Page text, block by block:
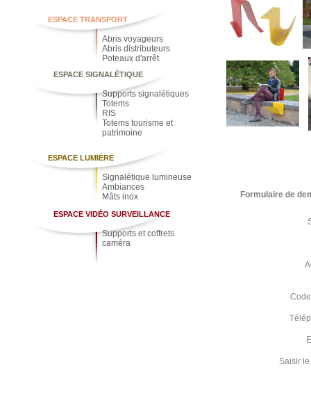
ESPACE TRANSPORT
Abris voyageurs
Abris distributeurs
Poteaux d'arrêt
ESPACE SIGNALÉTIQUE
Supports signalétiques
Totems
RIS
Totems tourisme et
patrimoine
ESPACE LUMIÈRE
Signalétique lumineuse
Ambiances
Mâts inox
ESPACE VIDÉO SURVEILLANCE
Supports et coffrets
caméra
Formulaire de
Saisir